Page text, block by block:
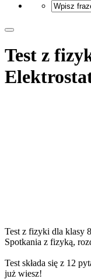
Test z
Test z fizyki dla klasy
Spotkania z fizyką,
Test składa się z 12
już wiesz!